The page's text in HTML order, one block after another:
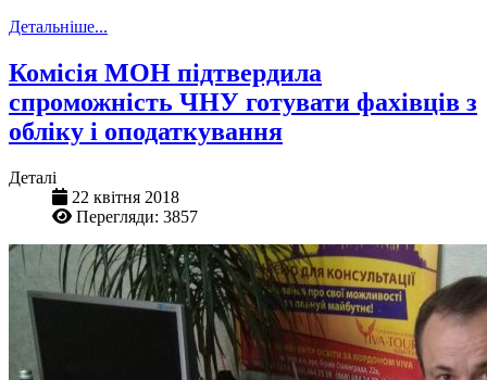
Детальніше...
Комісія МОН підтвердила
спроможність ЧНУ готувати фахівців з
обліку і оподаткування
Деталі
22 квітня 2018
Перегляди: 3857